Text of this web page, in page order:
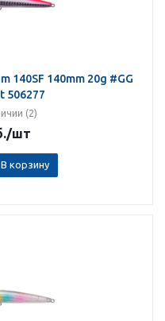
140SF 140mm 20g #GG
506277
(2)
/шт
В корзину